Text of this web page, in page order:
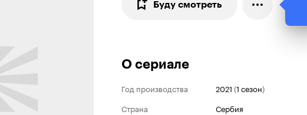
Буду смотреть
О сериале
Год производства 2021 (1 сезон)
Страна
Сербия